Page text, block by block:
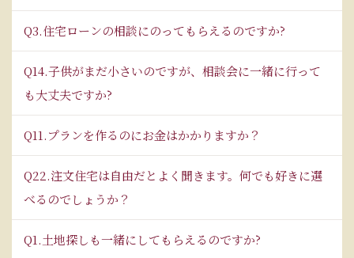
Q3.住宅ローンの相談にのってもらえるのですか?
Q14.子供がまだ小さいのですが、相談会に一緒に行って
も大丈夫ですか?
Q11.プランを作るのにお金はかかりますか？
Q22.注文住宅は自由だとよく聞きます。何でも好きに選
べるのでしょうか？
Q1.土地探しも一緒にしてもらえるのですか?